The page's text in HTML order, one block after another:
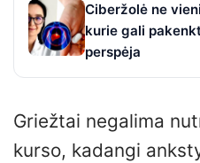
Ciberžolė ne
kurie gali
perspėja
Griežtai negalima
kurso, kadangi